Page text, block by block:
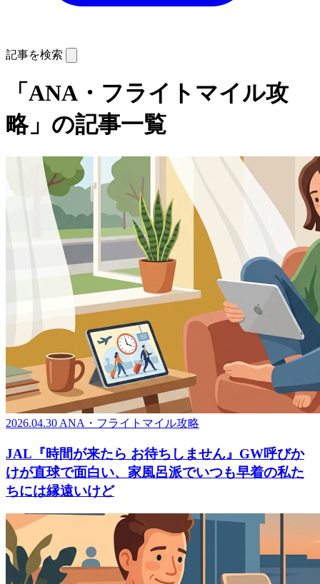
記事を検索
「ANA・フライトマイル攻
略」の記事一覧
2026.04.30 ANA・フライトマイル攻略
JAL『時間が来たら お待ちしません』GW呼びか
けが直球で面白い、家風呂派でいつも早着の私た
ちには縁遠いけど